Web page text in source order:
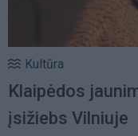
Kultūra
Klaipėdos
įsižiebs Vilniuje